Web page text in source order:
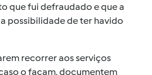
que fui defraudado e que a
possibilidade de ter havido
recorrer aos serviços
o façam, documentem